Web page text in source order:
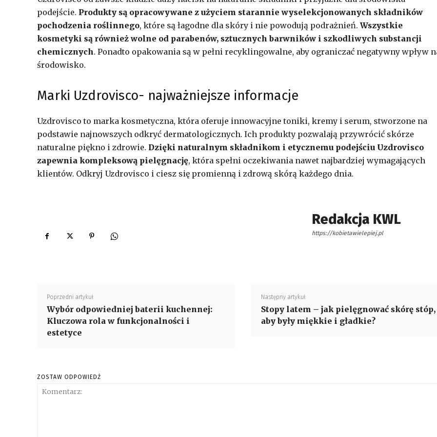
podejście. Produkty są opracowywane z użyciem starannie wyselekcjonowanych składników
pochodzenia roślinnego, które są łagodne dla skóry i nie powodują podrażnień. Wszystkie
kosmetyki są również wolne od parabenów, sztucznych barwników i szkodliwych substancji
chemicznych. Ponadto opakowania są w pełni recyklingowalne, aby ograniczać negatywny wpływ
środowisko.
Marki Uzdrovisco- najważniejsze informacje
Uzdrovisco to marka kosmetyczna, która oferuje innowacyjne toniki, kremy i serum, stworzone na
podstawie najnowszych odkryć dermatologicznych. Ich produkty pozwalają przywrócić skórze
naturalne piękno i zdrowie. Dzięki naturalnym składnikom i etycznemu podejściu Uzdrovisco
zapewnia kompleksową pielęgnację, która spełni oczekiwania nawet najbardziej wymagających
klientów. Odkryj Uzdrovisco i ciesz się promienną i zdrową skórą każdego dnia.
Redakcja KWL
https://kobietawielepiej.pl
Poprzedni artykuł
Wybór odpowiedniej baterii kuchennej:
Kluczowa rola w funkcjonalności i
estetyce
Następny artykuł
Stopy latem – jak pielęgnować skórę stóp,
aby były miękkie i gładkie?
ZOSTAW ODPOWIEDŹ